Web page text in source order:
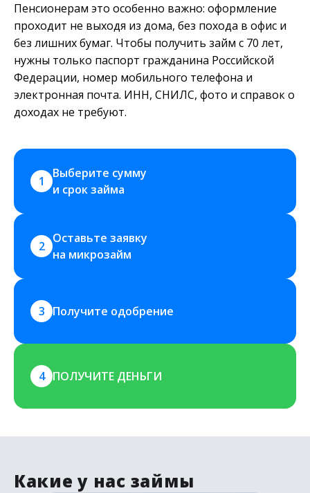
Пенсионерам это особенно важно: оформление
проходит не выходя из дома, без похода в офис и
без лишних бумаг. Чтобы получить займ с 70 лет,
нужны только паспорт гражданина Российской
Федерации, номер мобильного телефона и
электронная почта. ИНН, СНИЛС, фото и справок о
доходах не требуют.
1
Выберите сумму
и срок займа
2
Оставьте заявку
на микрозайм
3 Получите одобрение
4 ПОЛУЧИТЕ ДЕНЬГИ
Какие у нас займы